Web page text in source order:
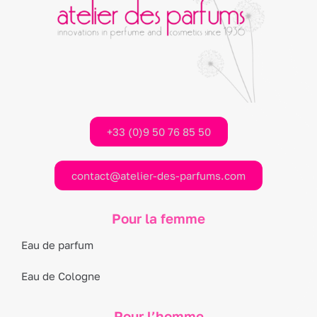
+33 (0)9 50 76 85 50
contact@atelier-des-parfums.com
Pour la femme
Eau de parfum
Eau de Cologne